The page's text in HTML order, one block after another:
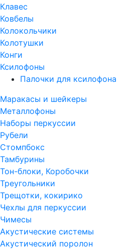
Клавес
Ковбелы
Колокольчики
Колотушки
Конги
Ксилофоны
Палочки для ксилофона
Маракасы и шейкеры
Металлофоны
Наборы перкуссии
Рубели
Стомпбокс
Тамбурины
Тон-блоки, Коробочки
Треугольники
Трещотки, кокирико
Чехлы для перкуссии
Чимесы
Акустические системы
Акустический поролон